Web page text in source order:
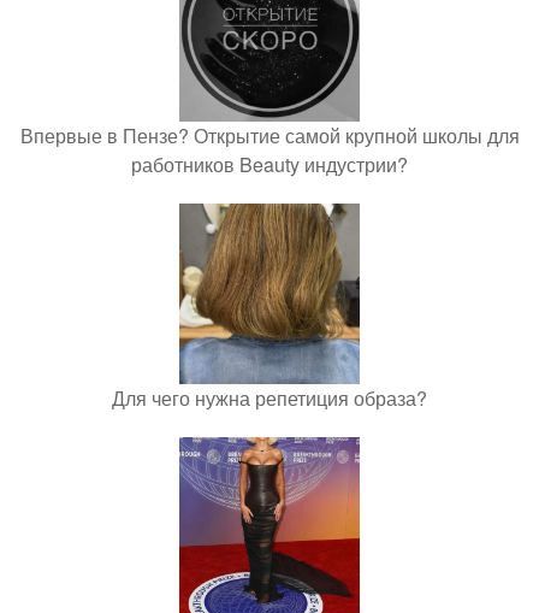
Впервые в Пензе? Открытие самой крупной школы для
работников Beauty индустрии?
Для чего нужна репетиция образа?